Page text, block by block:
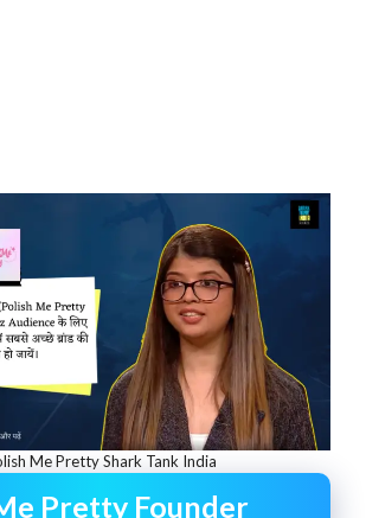
Me Pretty Shark Tank India
Pretty Founder